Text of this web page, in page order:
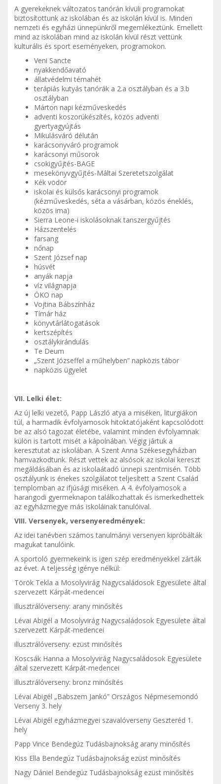
A gyerekeknek változatos tanórán kívüli programokat
biztosítottunk az iskolában és az iskolán kívül is. Minden
nemzeti és egyházi ünnepünkről megemlékeztünk. Emellett
mind az iskolában mind az iskolán kívül részt vettünk
kulturális és sport eseményeken, programokon.
Veni Sancte
nyakkendőavató
állatvédelmi témahét
terápiás kutyás tanórák a 2.a osztályban és a 3.b
osztályban
Márton napi kézműveskedés
adventi koszorúkészítés, közös adventi
gyertyagyújtás
Mikulásváró délután
karácsonyváró programok
karácsonyi műsorok
csokigyűjtés-BAGE
mesekönyvgyűjtés-Máltai Szeretetszolgálat
Kék vödör
iskolai és külsős karácsonyi programok
(kézműveskedés, séta a vásárban, közös éneklés,
közös ima)
Sierra Leone-i iskolásoknak tanszergyűjtés
Házszentelés
farsang
nőnap
Szent József nap
húsvét
anyák napja
víz világnapja
ÖKO nap
Vojtina Bábszínház
Tímár ház
könyvtárlátogatások
kertszépítés
osztálykirándulás
Te Deum
„Szent Józseffel a műhelyben” napközis tábor
napközis ügyelet
VII. Lelki élet:
Az új lelki vezető, Papp László atya a miséken, liturgiákon
túl, a harmadik évfolyamosok hitoktatójaként kapcsolódott
be az alsó tagozat életébe, valamint minden évfolyamnak
külön is tartott misét a kápolnában. Végig jártuk a
keresztutat az iskolában. A Szent Anna Székesegyházban
hamvazkodtunk. Részt vettek az alsósok az iskolai kereszt
megáldásában és az iskolaátadó ünnepi szentmisén. Több
osztályunk is énekes szolgálatot teljesített a Szent Család
templomban az ifjúsági miséken. A 4. évfolyamosok a
harangodi gyermeknapon találkozhattak és ismerkedhettek
az egyházmegye más iskoláinak tanulóival.
VIII. Versenyek, versenyeredmények:
Az idei tanévben számos tanulmányi versenyen kipróbálták
magukat tanulóink.
A sportoló gyermekeink is igen szép eredményekkel zárták
az évet. A teljesség igénye nélkül:
Török Tekla a Mosolyvirág Nagycsaládosok Egyesülete által
szervezett Kárpát-medencei
illusztrálóverseny: arany minősítés
Lévai Abigél a Mosolyvirág Nagycsaládosok Egyesülete által
szervezett Kárpát-medencei
illusztrálóverseny: ezüst minősítés
Koscsák Hanna a Mosolyvirág Nagycsaládosok Egyesülete
által szervezett Kárpát-medencei
illusztrálóverseny: bronz minősítés
Lévai Abigél „Babszem Jankó” Országos Népmesemondó
Verseny 3. hely
Lévai Abigél egyházmegyei szavalóverseny Geszteréd 1.
hely
Papp Vince Bendegúz Tudásbajnokság arany minősítés
Kiss Ella Bendegúz Tudásbajnokság ezüst minősítés
Nagy Dániel Bendegúz Tudásbajnokság ezüst minősítés